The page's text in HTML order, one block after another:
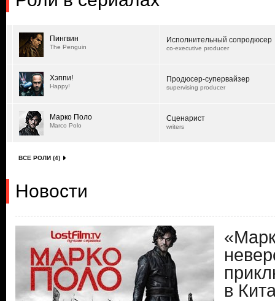
Пингвин
The Penguin
Исполнительный сопродюсер
co-executive producer
Хэппи!
Happy!
Продюсер-супервайзер
supervising producer
Марко Поло
Marco Polo
Сценарист
writers
ВСЕ РОЛИ (4)
Новости
в